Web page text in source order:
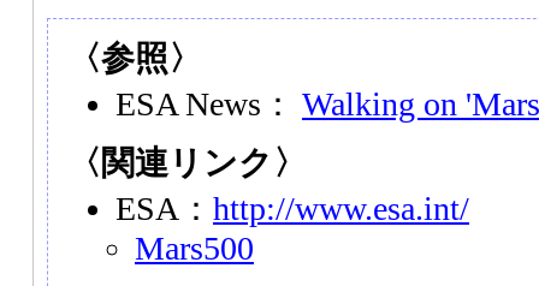
〈参照〉
ESA News： Walking on
〈関連リンク〉
ESA： http://www.esa.int/
Mars500